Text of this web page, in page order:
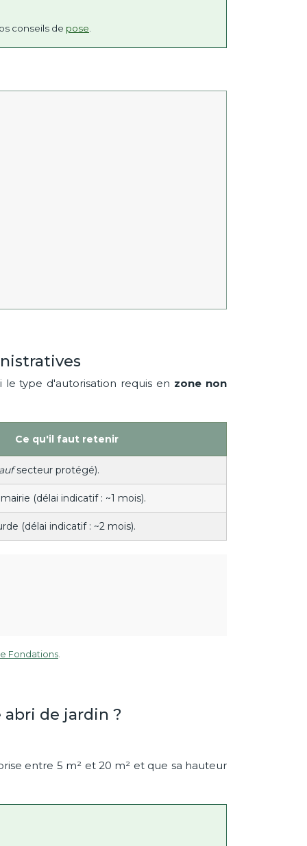
conseils de pose
type d'autorisation requis en zone non
Ce qu'il faut retenir
secteur protégé).
(délai indicatif : ~1 mois).
(délai indicatif : ~2 mois).
Fondations
de jardin ?
entre 5 m² et 20 m² et que sa hauteur